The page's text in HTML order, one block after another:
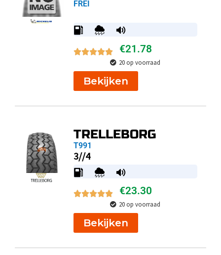
FREI
€21.78
20 op voorraad
Bekijken
TRELLEBORG
T991
3//4
€23.30
20 op voorraad
Bekijken